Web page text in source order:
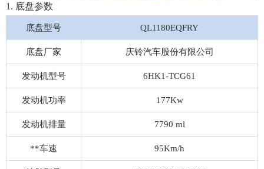
1. 底盘参数
底盘型号 QL1180EQFRY
底盘厂家 庆铃汽车股份有限公司
发动机型号 6HK1-TCG61
发动机功率 177Kw
发动机排量 7790 ml
**车速 95Km/h